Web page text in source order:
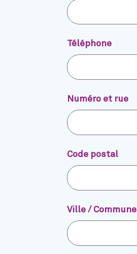
Téléphone
Numéro et rue
Code postal
Ville / Commune